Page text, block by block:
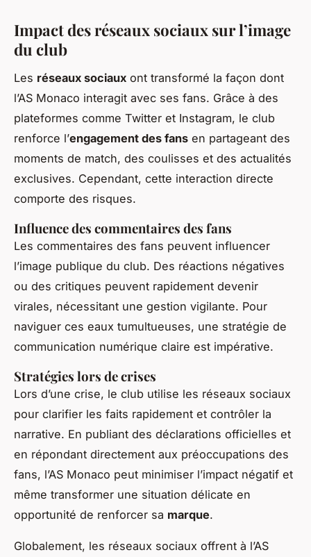
Impact des réseaux sociaux sur l’image
du club
Les réseaux sociaux ont transformé la façon dont
l’AS Monaco interagit avec ses fans. Grâce à des
plateformes comme Twitter et Instagram, le club
renforce l’engagement des fans en partageant des
moments de match, des coulisses et des actualités
exclusives. Cependant, cette interaction directe
comporte des risques.
Influence des commentaires des fans
Les commentaires des fans peuvent influencer
l’image publique du club. Des réactions négatives
ou des critiques peuvent rapidement devenir
virales, nécessitant une gestion vigilante. Pour
naviguer ces eaux tumultueuses, une stratégie de
communication numérique claire est impérative.
Stratégies lors de crises
Lors d’une crise, le club utilise les réseaux sociaux
pour clarifier les faits rapidement et contrôler la
narrative. En publiant des déclarations officielles et
en répondant directement aux préoccupations des
fans, l’AS Monaco peut minimiser l’impact négatif et
même transformer une situation délicate en
opportunité de renforcer sa marque.
Globalement, les réseaux sociaux offrent à l’AS